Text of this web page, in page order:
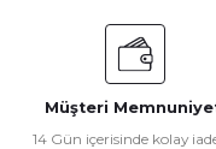
Müşteri
14 Gün içerisinde kolay